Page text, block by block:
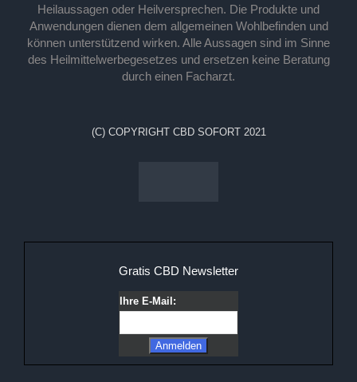
Heilaussagen oder Heilversprechen. Die Produkte und
Anwendungen dienen dem allgemeinen Wohlbefinden und
können unterstützend wirken. Alle Aussagen sind im Sinne
des Heilmittelwerbegesetzes und ersetzen keine Beratung
durch einen Facharzt.
(C) COPYRIGHT CBD SOFORT 2021
Gratis CBD Newsletter
Ihre E-Mail: